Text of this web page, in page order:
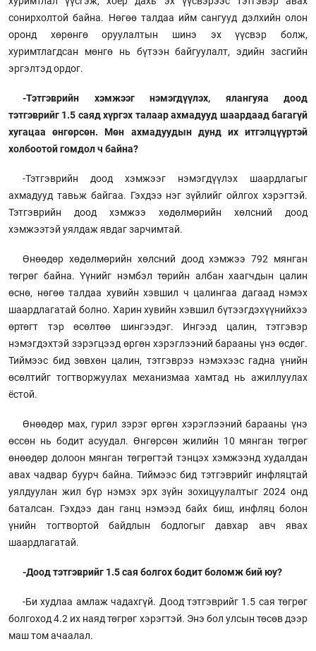
сонирхолтой байна. Нөгөө талдаа ийм сангууд дэлхийн олон
оронд хөрөнгө оруулалтын шинэ эх үүсвэр болж,
хуримтлагдсан мөнгө нь бүтээн байгуулалт, эдийн засгийн
эргэлтэд ордог.
-Тэтгэврийн хэмжээг нэмэгдүүлэх, ялангуяа доод
тэтгэврийг 1.5 саяд хүргэх талаар ахмадууд шаардаад багагүй
хугацаа өнгөрсөн. Мөн ахмадуудын дунд их итгэлцүүртэй
холбоотой гомдол ч байна?
-Тэтгэврийн доод хэмжээг нэмэгдүүлэх шаардлагыг
ахмадууд тавьж байгаа. Гэхдээ нэг зүйлийг ойлгох хэрэгтэй.
Тэтгэврийн доод хэмжээ хөдөлмөрийн хөлсний доод
хэмжээтэй уялдаж явдаг зарчимтай.
Өнөөдөр хөдөлмөрийн хөлсний доод хэмжээ 792 мянган
төгрөг байна. Үүнийг нэмбэл төрийн албан хаагчдын цалин
өснө, нөгөө талдаа хувийн хэвшил ч цалингаа дагаад нэмэх
шаардлагатай болно. Харин хувийн хэвшил бүтээгдэхүүнийхээ
өртөгт тэр өсөлтөө шингээдэг. Ингээд цалин, тэтгэвэр
нэмэгдэхтэй зэрэгцээд өргөн хэрэглээний барааны үнэ өсдөг.
Тиймээс бид зөвхөн цалин, тэтгэврээ нэмэхээс гадна үнийн
өсөлтийг тогтворжуулах механизмаа хамтад нь ажиллуулах
ёстой.
Өнөөдөр мах, гурил зэрэг өргөн хэрэглээний барааны үнэ
өссөн нь бодит асуудал. Өнгөрсөн жилийн 10 мянган төгрөг
өнөөдөр долоон мянган төгрөгтэй тэнцэх хэмжээнд худалдан
авах чадвар буурч байна. Тиймээс бид тэтгэврийг инфляцтай
уялдуулан жил бүр нэмэх эрх зүйн зохицуулалтыг 2024 онд
баталсан. Гэхдээ дан ганц нэмээд байх биш, инфляц болон
үнийн тогтвортой байдлын бодлогыг давхар авч явах
шаардлагатай.
-Доод тэтгэврийг 1.5 сая болгох бодит боломж бий юу?
-Би худлаа амлаж чадахгүй. Доод тэтгэврийг 1.5 сая төгрөг
болгоход 4.2 их наяд төгрөг хэрэгтэй. Энэ бол улсын төсөв дээр
маш том ачаалал.